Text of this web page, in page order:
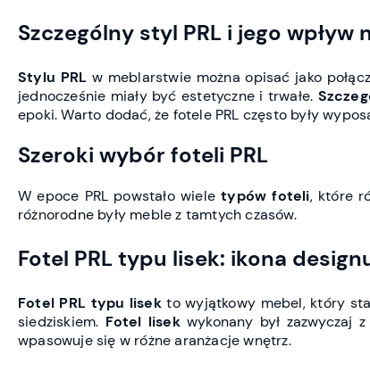
Szczególny styl PRL i jego wpływ
Stylu PRL w meblarstwie można opisać jako
jednocześnie miały być estetyczne i trwałe.
epoki. Warto dodać, że fotele PRL często były
Szeroki wybór foteli PRL
W epoce PRL powstało wieletypów foteli, które
różnorodne były meble z tamtych czasów.
Fotel PRL typu lisek: ikona
Fotel PRL typu lisekto wyjątkowy mebel, który
siedziskiem. Fotel lisekwykonany był zazwyczaj
wpasowuje się w różne aranżacje wnętrz.